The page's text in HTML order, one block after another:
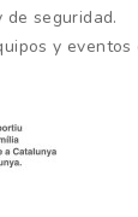
seguridad.
y eventos